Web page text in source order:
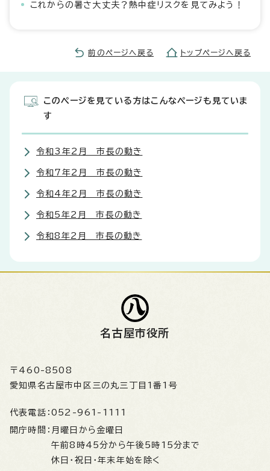
これからの暑さ大丈夫？熱中症リスクを見てみよう！
前のページへ戻る トップページへ戻る
このページを見ている方はこんなページも見ていま
す
令和3年2月 市長の動き
令和7年2月 市長の動き
令和4年2月 市長の動き
令和5年2月 市長の動き
令和8年2月 市長の動き
名古屋市役所
〒460-8508
愛知県名古屋市中区三の丸三丁目1番1号
代表電話： 052-961-1111
開庁時間： 月曜日から金曜日
午前8時45分から午後5時15分まで
休日・祝日・年末年始を除く